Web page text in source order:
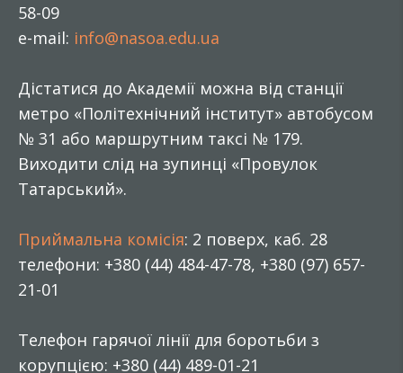
58-09
e-mail: info@nasoa.edu.ua
Дістатися до Академії можна від станції
метро «Політехнічний інститут» автобусом
№ 31 або маршрутним таксі № 179.
Виходити слід на зупинці «Провулок
Татарський».
Приймальна комісія: 2 поверх, каб. 28
телефони: +380 (44) 484-47-78, +380 (97) 657-
21-01
Телефон гарячої лінії для боротьби з
корупцією: +380 (44) 489-01-21